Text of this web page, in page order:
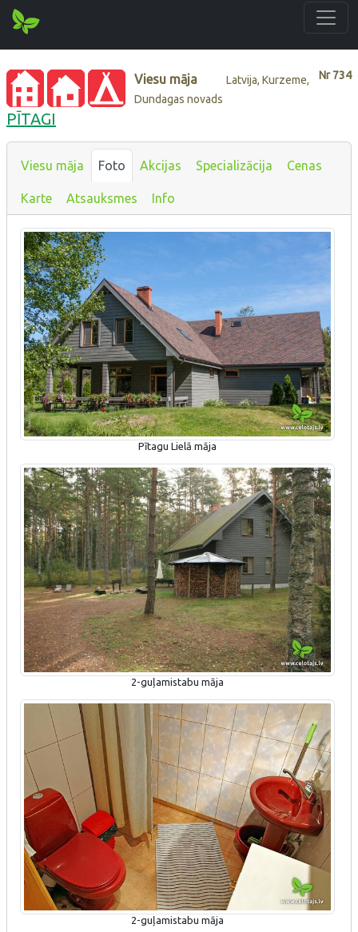
Nr734
Viesu māja
Latvija, Kurzeme,
Dundagas novads
PĪTAGI
Viesu māja Foto Akcijas Specializācija Cenas
Karte Atsauksmes Info
Pītagu Lielā māja
2-guļamistabu māja
2-guļamistabu māja